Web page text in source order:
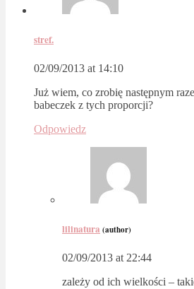
stref.
02/09/2013 at 14:10
Już wiem, co zrobię następnym
babeczek z tych proporcji?
Odpowiedz
lilinatura (author)
02/09/2013 at 22:44
zależy od ich wielkości –